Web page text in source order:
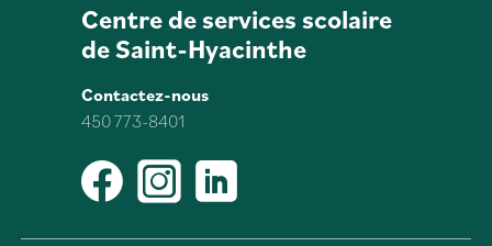
Centre de services scolaire
de Saint-Hyacinthe
Contactez-nous
450 773-8401
Facebook
Instagram
LinkedIn